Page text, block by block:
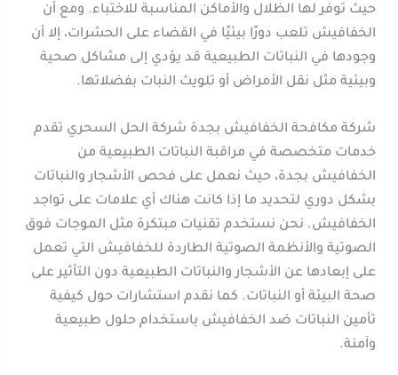
حيث توفر لها الظلال والأماكن المناسبة للاختباء. ومع أن
الخفافيش تلعب دورًا بيئيًا في القضاء على الحشرات، إلا أن
وجودها في النباتات الطبيعية قد يؤدي إلى مشاكل صحية
وبيئية مثل نقل الأمراض أو تلويث النبات بفضلاتها.
شركة مكافحة الخفافيش بجدة شركة الحل السحري تقدم
خدمات متخصصة في مراقبة النباتات الطبيعية من
الخفافيش بجدة، حيث نعمل على فحص الأشجار والنباتات
بشكل دوري لتحديد ما إذا كانت هناك أي علامات على تواجد
الخفافيش. نحن نستخدم تقنيات مبتكرة مثل الموجات فوق
الصوتية والأنظمة الصوتية الطاردة للخفافيش التي تعمل
على إبعادها عن الأشجار والنباتات الطبيعية دون التأثير على
صحة البيئة أو النباتات. كما نقدم استشارات حول كيفية
تأمين النباتات ضد الخفافيش باستخدام حلول طبيعية
وآمنة.